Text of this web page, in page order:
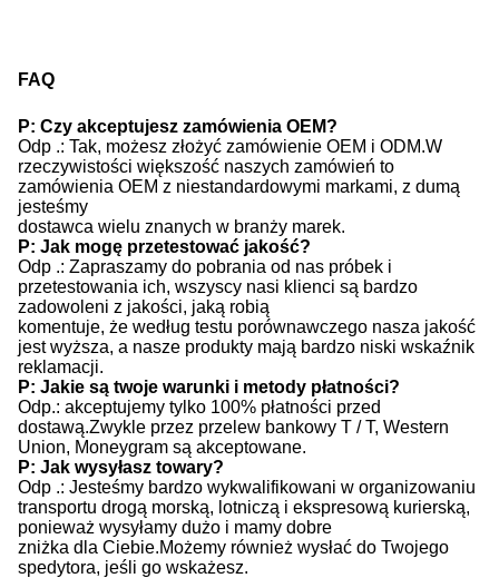
FAQ
P: Czy akceptujesz zamówienia OEM?
Odp .: Tak, możesz złożyć zamówienie OEM i ODM.W
rzeczywistości większość naszych zamówień to
zamówienia OEM z niestandardowymi markami, z dumą
jesteśmy
dostawca wielu znanych w branży marek.
P: Jak mogę przetestować jakość?
Odp .: Zapraszamy do pobrania od nas próbek i
przetestowania ich, wszyscy nasi klienci są bardzo
zadowoleni z jakości, jaką robią
komentuje, że według testu porównawczego nasza jakość
jest wyższa, a nasze produkty mają bardzo niski wskaźnik
reklamacji.
P: Jakie są twoje warunki i metody płatności?
Odp.: akceptujemy tylko 100% płatności przed
dostawą.Zwykle przez przelew bankowy T / T, Western
Union, Moneygram są akceptowane.
P: Jak wysyłasz towary?
Odp .: Jesteśmy bardzo wykwalifikowani w organizowaniu
transportu drogą morską, lotniczą i ekspresową kurierską,
ponieważ wysyłamy dużo i mamy dobre
zniżka dla Ciebie.Możemy również wysłać do Twojego
spedytora, jeśli go wskażesz.